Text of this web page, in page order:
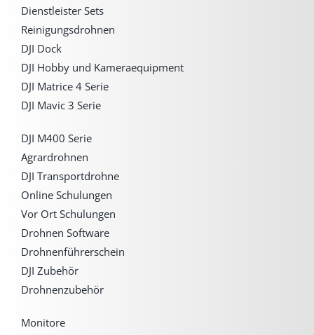
Dienstleister Sets
Reinigungsdrohnen
DJI Dock
DJI Hobby und Kameraequipment
DJI Matrice 4 Serie
DJI Mavic 3 Serie
DJI M400 Serie
Agrardrohnen
DJI Transportdrohne
Online Schulungen
Vor Ort Schulungen
Drohnen Software
Drohnenführerschein
DJI Zubehör
Drohnenzubehör
Monitore